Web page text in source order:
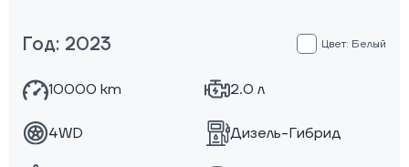
Год: 2023 Цвет: Белый
10000 km 2.0 л
4WD Дизель-Гибрид